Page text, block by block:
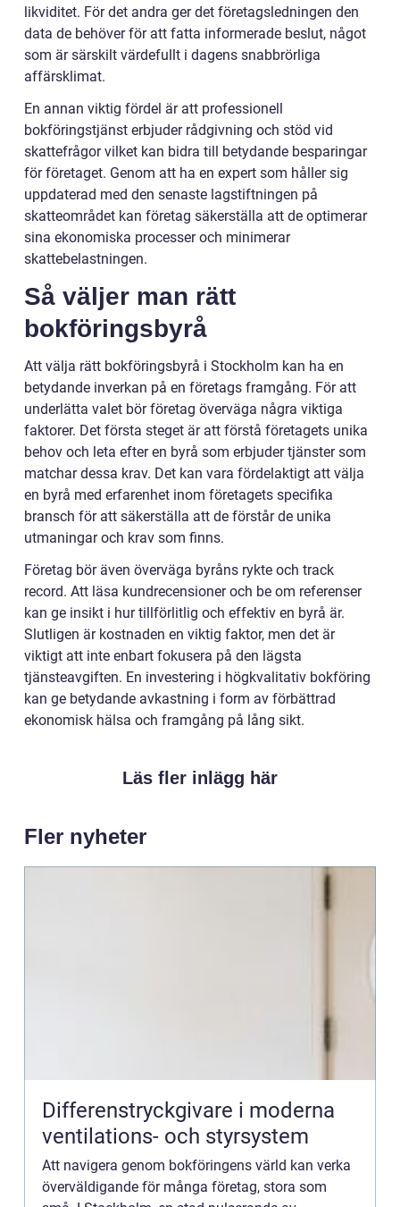
likviditet. För det andra ger det företagsledningen den
data de behöver för att fatta informerade beslut, något
som är särskilt värdefullt i dagens snabbrörliga
affärsklimat.
En annan viktig fördel är att professionell
bokföringstjänst erbjuder rådgivning och stöd vid
skattefrågor vilket kan bidra till betydande besparingar
för företaget. Genom att ha en expert som håller sig
uppdaterad med den senaste lagstiftningen på
skatteområdet kan företag säkerställa att de optimerar
sina ekonomiska processer och minimerar
skattebelastningen.
Så väljer man rätt
bokföringsbyrå
Att välja rätt bokföringsbyrå i Stockholm kan ha en
betydande inverkan på en företags framgång. För att
underlätta valet bör företag överväga några viktiga
faktorer. Det första steget är att förstå företagets unika
behov och leta efter en byrå som erbjuder tjänster som
matchar dessa krav. Det kan vara fördelaktigt att välja
en byrå med erfarenhet inom företagets specifika
bransch för att säkerställa att de förstår de unika
utmaningar och krav som finns.
Företag bör även överväga byråns rykte och track
record. Att läsa kundrecensioner och be om referenser
kan ge insikt i hur tillförlitlig och effektiv en byrå är.
Slutligen är kostnaden en viktig faktor, men det är
viktigt att inte enbart fokusera på den lägsta
tjänsteavgiften. En investering i högkvalitativ bokföring
kan ge betydande avkastning i form av förbättrad
ekonomisk hälsa och framgång på lång sikt.
Läs fler inlägg här
Fler nyheter
Differenstryckgivare i moderna
ventilations- och styrsystem
Att navigera genom bokföringens värld kan verka
överväldigande för många företag, stora som